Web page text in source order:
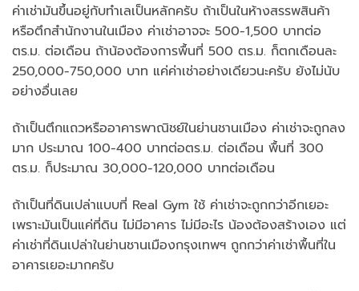
ค่าเช่ามันขึ้นอยู่กับทำเลเป็นหลักครับ ถ้าเป็นในห้างสรรพสินค้า
หรือตึกสำนักงานในเมือง ค่าเช่าอาจจะ 500-1,500 บาทต่อ
ตร.ม. ต่อเดือน ถ้าน้องต้องการพื้นที่ 500 ตร.ม. ก็ตกเดือนละ
250,000-750,000 บาท แค่ค่าเช่าอย่างเดียวนะครับ ยังไม่นับ
อย่างอื่นเลย
ถ้าเป็นตึกแถวหรืออาคารพาณิชย์ในย่านชานเมือง ค่าเช่าจะถูกลง
มาก ประมาณ 100-400 บาทต่อตร.ม. ต่อเดือน พื้นที่ 300
ตร.ม. ก็ประมาณ 30,000-120,000 บาทต่อเดือน
ถ้าเป็นที่ดินเปล่าแบบที่ Real Gym ใช้ ค่าเช่าจะถูกกว่าอีกเยอะ
เพราะมันเป็นแค่ที่ดิน ไม่มีอาคาร ไม่มีอะไร น้องต้องสร้างเอง แต่
ค่าเช่าที่ดินเปล่าในย่านชานเมืองกรุงเทพฯ ถูกกว่าค่าเช่าพื้นที่ใน
อาคารเยอะมากครับ